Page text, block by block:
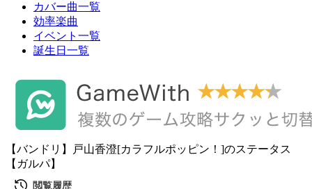
カバー曲一覧
効率楽曲
イベント一覧
誕生日一覧
【バンドリ】戸山香澄[カラフルポッピン！]のステータス
【ガルパ】